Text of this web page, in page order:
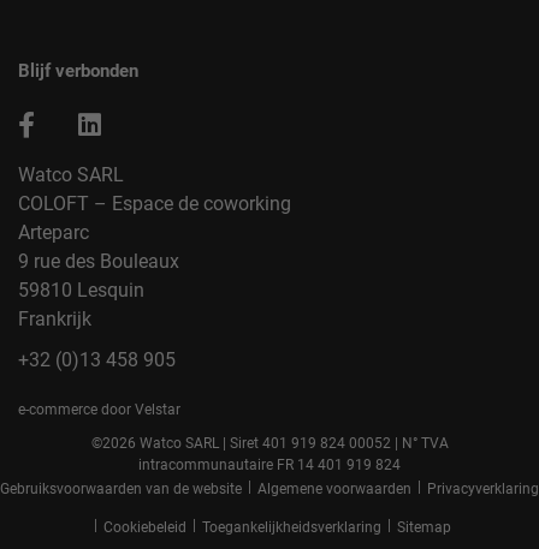
Blijf verbonden
Watco SARL
COLOFT – Espace de coworking
Arteparc
9 rue des Bouleaux
59810 Lesquin
Frankrijk
+32 (0)13 458 905
e-commerce door Velstar
©2026 Watco SARL | Siret 401 919 824 00052 | N° TVA
intracommunautaire FR 14 401 919 824
Gebruiksvoorwaarden van de website
Algemene voorwaarden Privacyverklaring
Cookiebeleid Toegankelijkheidsverklaring Sitemap